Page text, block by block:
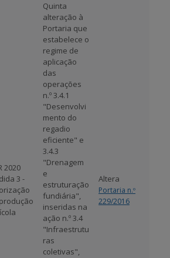
2020
3 -
Quinta
alteração à
Portaria que
estabelece o
regime de
aplicação
das
operações
n.º 3.4.1
"Desenvolvi
mento do
regadio
eficiente" e
3.4.3
"Drenagem
e
estruturação
fundiária",
inseridas na
ação n.º 3.4
"Infraestrutu
ras
coletivas",
Altera
Portaria n.º
229/2016